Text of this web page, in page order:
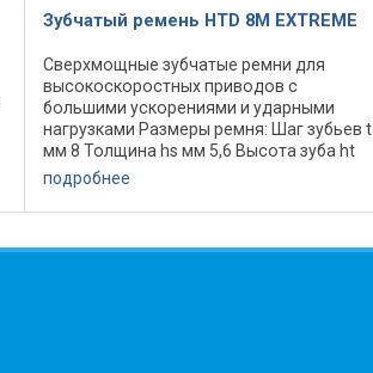
Зубчатый ремень HTD 8M EXTREME
Сверхмощные зубчатые ремни для
высокоскоростных приводов с
большими ускорениями и ударными
нагрузками Размеры ремня: Шаг зубьев t
мм 8 Толщина hs мм 5,6 Высота зуба ht
мм 3,4 Номинальная длина Lp/Lw мм ...
Количество зубьев ... Профиль
Маркировка ...
подробнее